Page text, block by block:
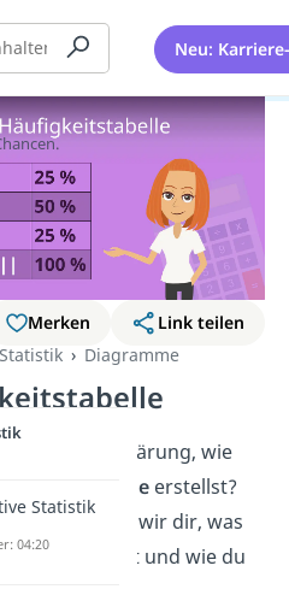
Neu:
Merken
Link teilen
Diagramme
einer Erklärung, wie
erstellst?
Videozeigen wir dir, was
ist und wie du
Statistik
04:20